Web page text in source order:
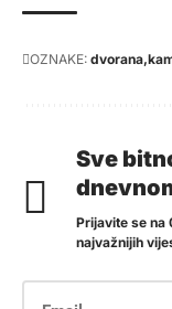
OZNAKE: dvorana
Sve
Prijavite se na
najvažnijih